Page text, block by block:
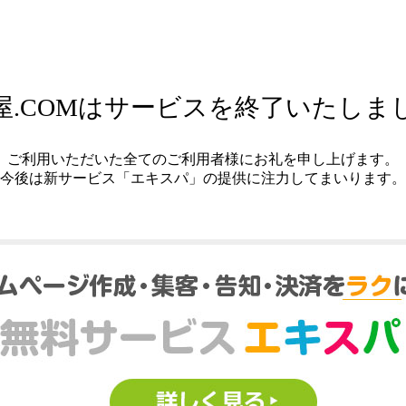
.COMはサービスを終了いたしま
ご利用いただいた全てのご利用者様にお礼を申し上げます。
今後は新サービス「エキスパ」の提供に注力してまいります。